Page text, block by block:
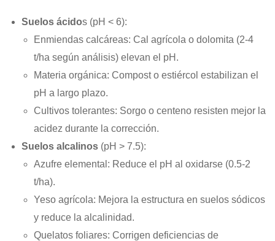
Suelos ácidos (pH < 6):
Enmiendas calcáreas: Cal agrícola o dolomita (2-4
t/ha según análisis) elevan el pH.
Materia orgánica: Compost o estiércol estabilizan el
pH a largo plazo.
Cultivos tolerantes: Sorgo o centeno resisten mejor la
acidez durante la corrección.
Suelos alcalinos (pH > 7.5):
Azufre elemental : Reduce el pH al oxidarse (0.5-2
t/ha).
Yeso agrícola: Mejora la estructura en suelos sódicos
y reduce la alcalinidad.
Quelatos foliares: Corrigen deficiencias de